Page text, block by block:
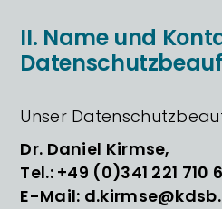
II. Name und
Unser
Dr. Daniel Kirmse,
Tel.: +49 (0)341 221 710
E-Mail: